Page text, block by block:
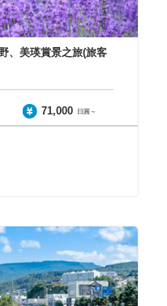
、美瑛賞景之旅(旅客
71,000 日圓～